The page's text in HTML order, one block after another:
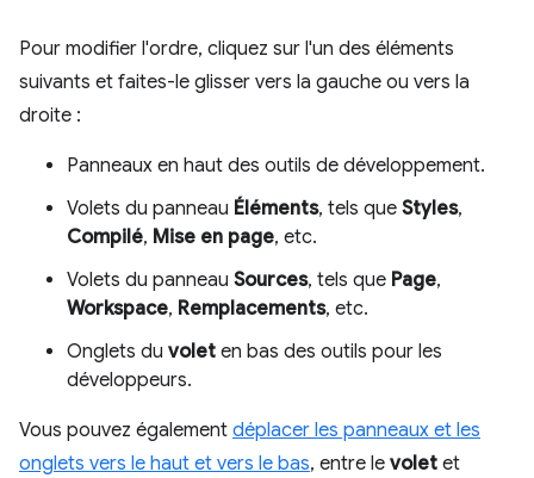
Pour modifier l'ordre, cliquez sur l'un des éléments
suivants et faites-le glisser vers la gauche ou vers la
droite :
Panneaux en haut des outils de développement.
Volets du panneau Éléments, tels que Styles,
Compilé, Mise en page, etc.
Volets du panneau Sources, tels que Page,
Workspace, Remplacements, etc.
Onglets du volet en bas des outils pour les
développeurs.
Vous pouvez également déplacer les panneaux et les
onglets vers le haut et vers le bas, entre le volet et